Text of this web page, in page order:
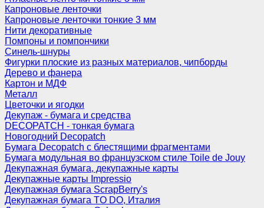
Капроновые ленточки
Капроновые ленточки тонкие 3 мм
Нити декоративные
Помпоны и помпончики
Синель-шнуры
Фигурки плоские из разных материалов, чипборды
Дерево и фанера
Картон и МДФ
Металл
Цветочки и ягодки
Декупаж - бумага и средства
DECOPATCH - тонкая бумага
Новогодний Decopatch
Бумага Decopatch с блестящими фрагментами
Бумага модульная во французском стиле Toile de Jouy
Декупажная бумага, декупажные карты
Декупажные карты Impressio
Декупажная бумага ScrapBerry's
Декупажная бумага TO DO, Италия